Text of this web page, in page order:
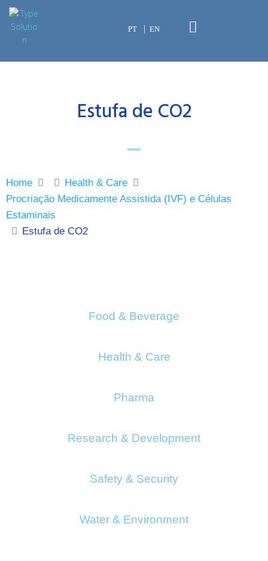
PT EN
Estufa de CO2
Home
Health & Care
Procriação Medicamente Assistida (IVF) e Células
Estaminais
Estufa de CO2
Food & Beverage
Health & Care
Pharma
Research & Development
Safety & Security
Water & Environment